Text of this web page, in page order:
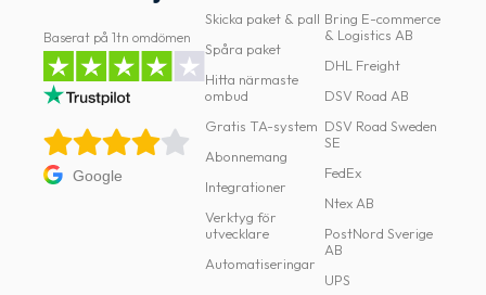
Baserat på 1tn omdömen
Google
Skicka paket & pall
Spåra paket
Hitta närmaste
ombud
Gratis TA-system
Abonnemang
Integrationer
Verktyg för
utvecklare
Automatiseringar
Bring E-commerce
& Logistics AB
DHL Freight
DSV Road AB
DSV Road Sweden
SE
FedEx
Ntex AB
PostNord Sverige
AB
UPS